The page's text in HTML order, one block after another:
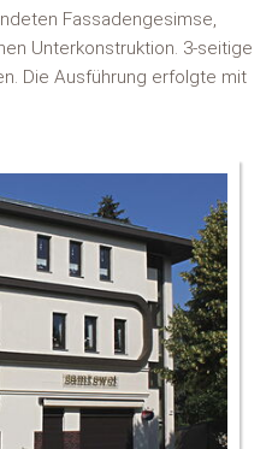
Fassadengesimse,
Unterkonstruktion. 3-seitige
Die Ausführung erfolgte mit